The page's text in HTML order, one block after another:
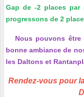
Gap de -2 places par
progressons de 2
Nous pouvons être
bonne ambiance de
les Daltons et
Rendez-vous pour